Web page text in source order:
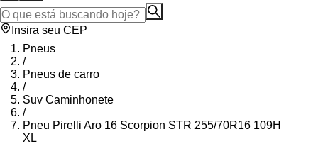
Insira seu CEP
Pneus
/
Pneus de carro
/
Suv Caminhonete
/
Pneu Pirelli Aro 16 Scorpion STR 255/70R16 109H
XL